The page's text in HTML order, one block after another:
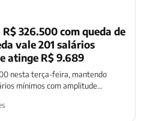
326.500 com queda de
vale 201 salários
atinge R$ 9.689
nesta terça-feira, mantendo
mínimos com amplitude